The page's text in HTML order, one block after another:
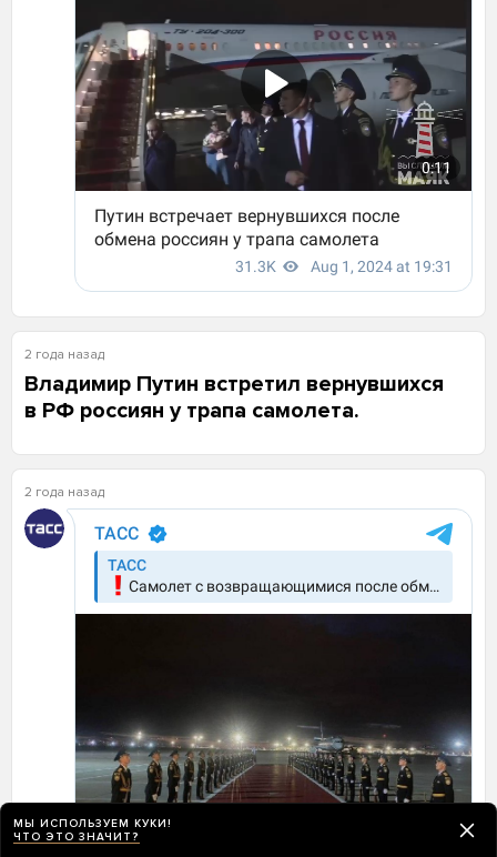
2 года назад
Владимир Путин встретил вернувшихся
в РФ россиян у трапа самолета.
2 года назад
МЫ ИСПОЛЬЗУЕМ КУКИ!
ЧТО ЭТО ЗНАЧИТ?